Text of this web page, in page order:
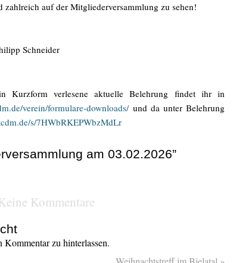
auf der Mitgliederversammlung zu sehen!
Schneider
Kurzform verlesene aktuelle Belehrung findet ihr in
verein/formulare-downloads/und da unter Belehrung
s/7HWbRKEPWbzMdLr
am 03.02.2026”
Kommentare
Kommentar zu hinterlassen.